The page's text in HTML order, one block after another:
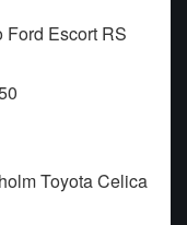
Escort RS
Toyota Celica